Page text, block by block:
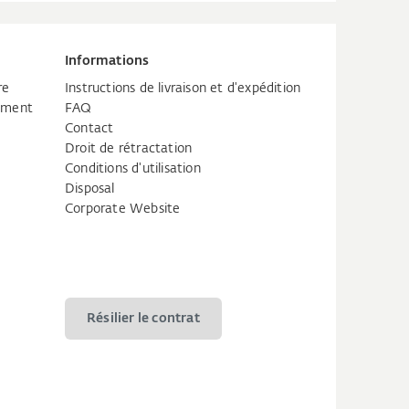
Informations
Instructions de livraison et d'expédition
FAQ
Contact
Droit de rétractation
Conditions d'utilisation
Disposal
Corporate Website
Résilier le contrat